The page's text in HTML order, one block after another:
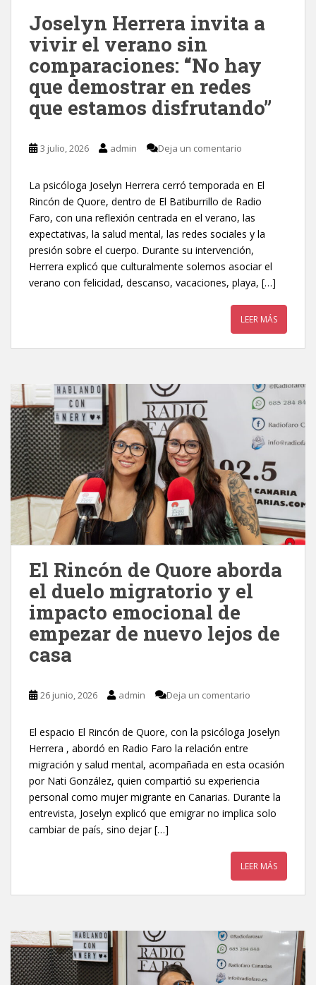
Joselyn Herrera invita a
vivir el verano sin
comparaciones: “No hay
que demostrar en redes
que estamos disfrutando”
3 julio, 2026 admin Deja un comentario
La psicóloga Joselyn Herrera cerró temporada en El
Rincón de Quore, dentro de El Batiburrillo de Radio
Faro, con una reflexión centrada en el verano, las
expectativas, la salud mental, las redes sociales y la
presión sobre el cuerpo. Durante su intervención,
Herrera explicó que culturalmente solemos asociar el
verano con felicidad, descanso, vacaciones, playa, […]
LEER MÁS
El Rincón de Quore aborda
el duelo migratorio y el
impacto emocional de
empezar de nuevo lejos de
casa
26 junio, 2026 admin Deja un comentario
El espacio El Rincón de Quore, con la psicóloga Joselyn
Herrera , abordó en Radio Faro la relación entre
migración y salud mental, acompañada en esta ocasión
por Nati González, quien compartió su experiencia
personal como mujer migrante en Canarias. Durante la
entrevista, Joselyn explicó que emigrar no implica solo
cambiar de país, sino dejar […]
LEER MÁS